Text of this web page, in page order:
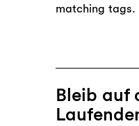
matching tags.
Bleib auf